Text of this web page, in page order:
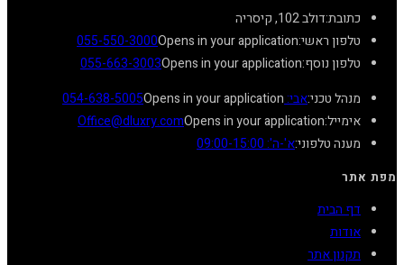
כתובת:דולב 102, קיסריה
טלפון ראשי:
055-550-3000Opens in your application
טלפון נוסף:
055-663-3003Opens in your application
מנהל טכני:אבי: 054-638-5005Opens in your application
אימייל:Opens in your application
מענה טלפוני:א'-ה': 09:00-15:00
מפת אתר
דף הבית
אודות
תקנון אתר